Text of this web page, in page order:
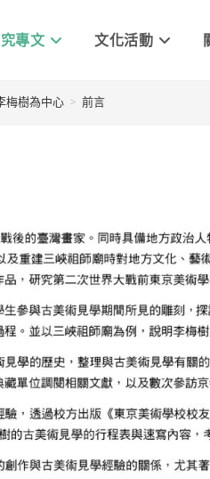
專文 文化活動
梅樹為中心 > 前言